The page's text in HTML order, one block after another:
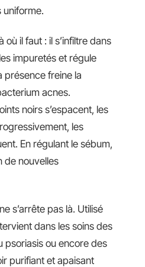
uniforme.
où il faut : il s’infiltre dans
impuretés et régule
présence freine la
acnes.
noirs s’espacent, les
les
En régulant le sébum,
de nouvelles
s’arrête pas là. Utilisé
dans les soins des
psoriasis ou encore des
purifiant et apaisant